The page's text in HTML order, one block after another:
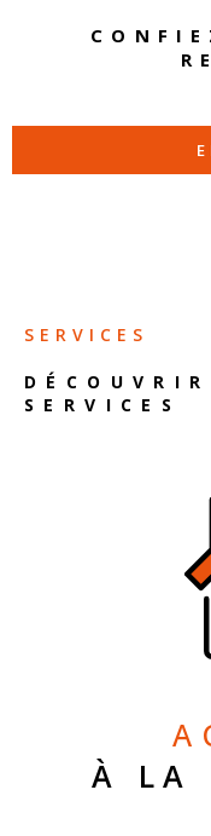
SERVICES
SERVICES
À LA